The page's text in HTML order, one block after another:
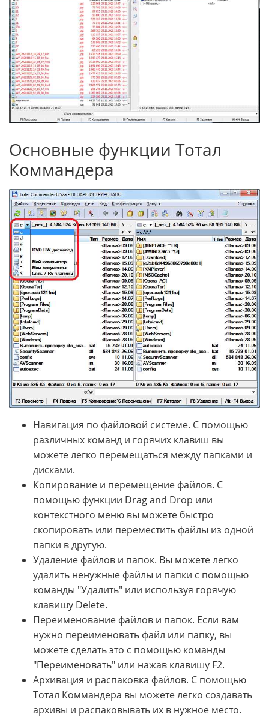
Основные функции Тотал
Коммандера
Навигация по файловой системе. С помощью
различных команд и горячих клавиш вы
можете легко перемещаться между папками и
дисками.
Копирование и перемещение файлов. С
помощью функции Drag and Drop или
контекстного меню вы можете быстро
скопировать или переместить файлы из одной
папки в другую.
Удаление файлов и папок. Вы можете легко
удалить ненужные файлы и папки с помощью
команды "Удалить" или используя горячую
клавишу Delete.
Переименование файлов и папок. Если вам
нужно переименовать файл или папку, вы
можете сделать это с помощью команды
"Переименовать" или нажав клавишу F2.
Архивация и распаковка файлов. С помощью
Тотал Коммандера вы можете легко создавать
архивы и распаковывать их в нужное место.